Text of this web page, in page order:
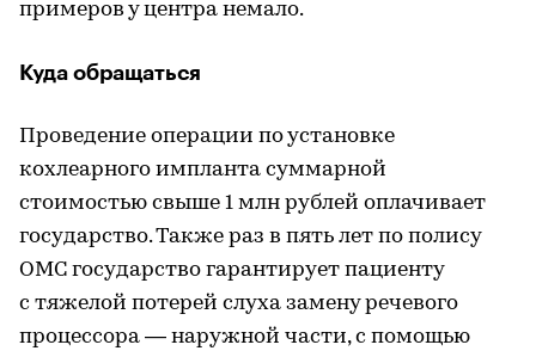
примеров у центра немало.
Куда обращаться
Проведение операции по установке
кохлеарного импланта суммарной
стоимостью свыше 1 млн рублей оплачивает
государство. Также раз в пять лет по полису
ОМС государство гарантирует пациенту
с тяжелой потерей слуха замену речевого
процессора — наружной части, с помощью